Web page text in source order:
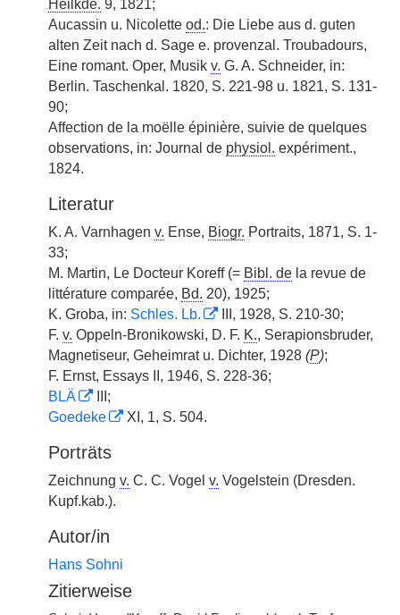
Heilkde. 9, 1821;
Aucassin u. Nicolette od.: Die Liebe aus d. guten
alten Zeit nach d. Sage e. provenzal. Troubadours,
Eine romant. Oper, Musik v. G. A. Schneider, in:
Berlin. Taschenkal. 1820, S. 221-98 u. 1821, S. 131-
90;
Affection de la moëlle épinière, suivie de quelques
observations, in: Journal de physiol. expériment.,
1824.
Literatur
K. A. Varnhagen v. Ense, Biogr. Portraits, 1871, S. 1-
33;
M. Martin, Le Docteur Koreff (= Bibl. de la revue de
littérature comparée, Bd. 20), 1925;
K. Groba, in: Schles. Lb.
III, 1928, S. 210-30;
F. v. Oppeln-Bronikowski, D. F. K., Serapionsbruder,
Magnetiseur, Geheimrat u. Dichter, 1928 (P);
F. Ernst, Essays II, 1946, S. 228-36;
BLÄ
III;
Goedeke
XI, 1, S. 504.
Porträts
Zeichnung v. C. C. Vogel v. Vogelstein (Dresden.
Kupf.kab.).
Autor/in
Hans Sohni
Zitierweise